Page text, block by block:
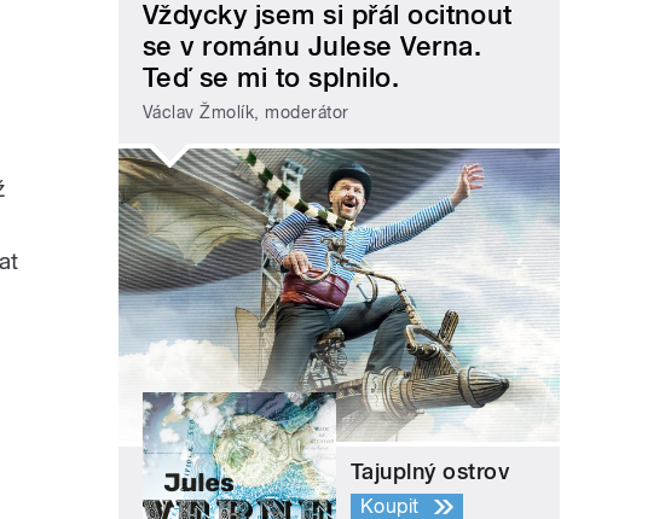
Vždycky jsem si přál ocitnout
se v románu Julese Verna.
Teď se mi to splnilo.
Václav Žmolík, moderátor
Tajuplný ostrov
Koupit